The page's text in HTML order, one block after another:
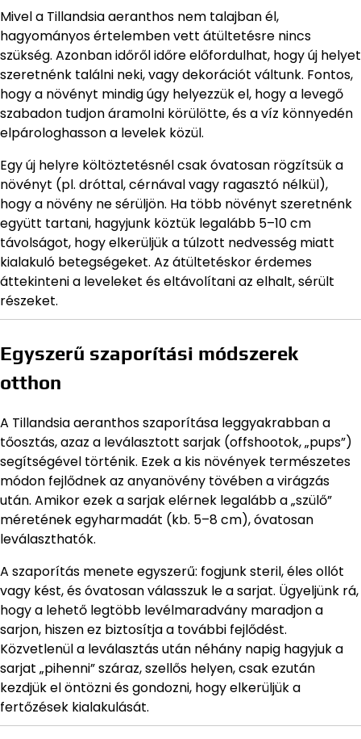
Mivel a Tillandsia aeranthos nem talajban él,
hagyományos értelemben vett átültetésre nincs
szükség. Azonban időről időre előfordulhat, hogy új helyet
szeretnénk találni neki, vagy dekorációt váltunk. Fontos,
hogy a növényt mindig úgy helyezzük el, hogy a levegő
szabadon tudjon áramolni körülötte, és a víz könnyedén
elpárologhasson a levelek közül.
Egy új helyre költöztetésnél csak óvatosan rögzítsük a
növényt (pl. dróttal, cérnával vagy ragasztó nélkül),
hogy a növény ne sérüljön. Ha több növényt szeretnénk
együtt tartani, hagyjunk köztük legalább 5–10 cm
távolságot, hogy elkerüljük a túlzott nedvesség miatt
kialakuló betegségeket. Az átültetéskor érdemes
áttekinteni a leveleket és eltávolítani az elhalt, sérült
részeket.
Egyszerű szaporítási módszerek
otthon
A Tillandsia aeranthos szaporítása leggyakrabban a
tőosztás, azaz a leválasztott sarjak (offshootok, „pups”)
segítségével történik. Ezek a kis növények természetes
módon fejlődnek az anyanövény tövében a virágzás
után. Amikor ezek a sarjak elérnek legalább a „szülő”
méretének egyharmadát (kb. 5–8 cm), óvatosan
leválaszthatók.
A szaporítás menete egyszerű: fogjunk steril, éles ollót
vagy kést, és óvatosan válasszuk le a sarjat. Ügyeljünk rá,
hogy a lehető legtöbb levélmaradvány maradjon a
sarjon, hiszen ez biztosítja a további fejlődést.
Közvetlenül a leválasztás után néhány napig hagyjuk a
sarjat „pihenni” száraz, szellős helyen, csak ezután
kezdjük el öntözni és gondozni, hogy elkerüljük a
fertőzések kialakulását.